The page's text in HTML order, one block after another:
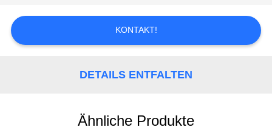
ZITAT
SITEMAP
KONTAKT!
DETAILS ENTFALTEN
Ähnliche Produkte